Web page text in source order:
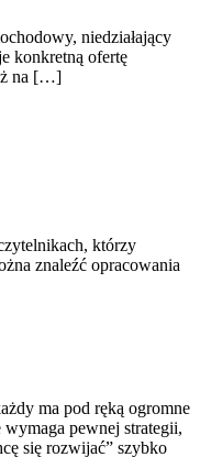
niedziałający
konkretną ofertę
na […]
którzy
znaleźć opracowania
ma pod ręką ogromne
pewnej strategii,
się rozwijać” szybko